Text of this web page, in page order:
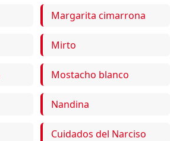
Margarita cimarrona
Mirto
Mostacho blanco
Nandina
Cuidados del Narciso